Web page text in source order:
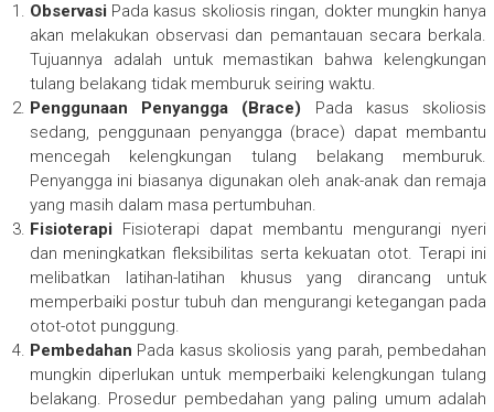
Observasi Pada kasus skoliosis ringan, dokter mungkin hanya
akan melakukan observasi dan pemantauan secara berkala.
Tujuannya adalah untuk memastikan bahwa kelengkungan
tulang belakang tidak memburuk seiring waktu.
Penggunaan Penyangga (Brace) Pada kasus skoliosis
sedang, penggunaan penyangga (brace) dapat membantu
mencegah kelengkungan tulang belakang memburuk.
Penyangga ini biasanya digunakan oleh anak-anak dan remaja
yang masih dalam masa pertumbuhan.
Fisioterapi Fisioterapi dapat membantu mengurangi nyeri
dan meningkatkan fleksibilitas serta kekuatan otot. Terapi ini
melibatkan latihan-latihan khusus yang dirancang untuk
memperbaiki postur tubuh dan mengurangi ketegangan pada
otot-otot punggung.
Pembedahan Pada kasus skoliosis yang parah, pembedahan
mungkin diperlukan untuk memperbaiki kelengkungan tulang
belakang. Prosedur pembedahan yang paling umum adalah